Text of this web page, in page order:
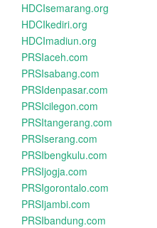
HDCIsemarang.org
HDCIkediri.org
HDCImadiun.org
PRSIaceh.com
PRSIsabang.com
PRSIdenpasar.com
PRSIcilegon.com
PRSItangerang.com
PRSIserang.com
PRSIbengkulu.com
PRSIjogja.com
PRSIgorontalo.com
PRSIjambi.com
PRSIbandung.com